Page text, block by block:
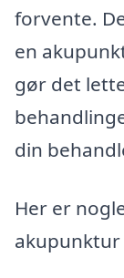
forvente.
en
gør det
din
Her er